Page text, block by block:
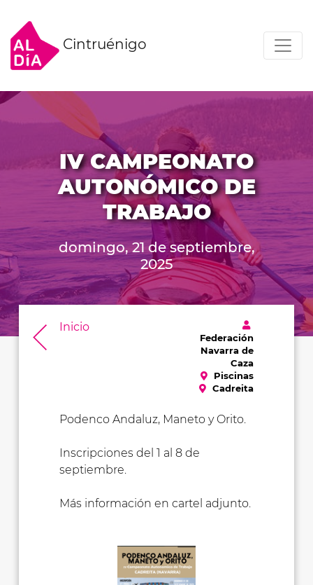
Cintruénigo
IV CAMPEONATO
AUTONÓMICO DE
TRABAJO
domingo, 21 de septiembre,
2025
Inicio
Federación
Navarra de
Caza
Piscinas
Cadreita
Podenco Andaluz, Maneto y Orito.
Inscripciones del 1 al 8 de
septiembre.
Más información en cartel adjunto.